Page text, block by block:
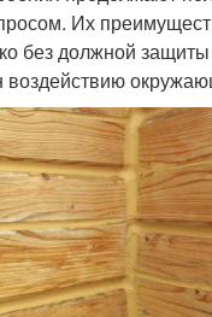
Их
без должной
воздействию